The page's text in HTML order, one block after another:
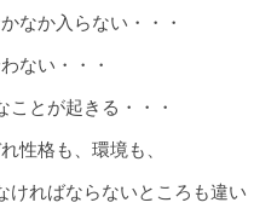
なか入らない・・・
ない・・・
とが起きる・・・
性格も、環境も、
ければならないところも違い